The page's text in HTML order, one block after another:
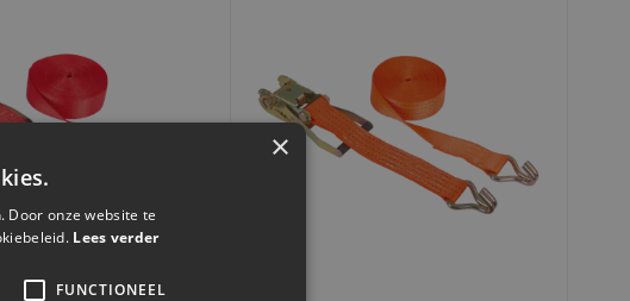
×
Door onze website te
Lees verder
FUNCTIONEEL